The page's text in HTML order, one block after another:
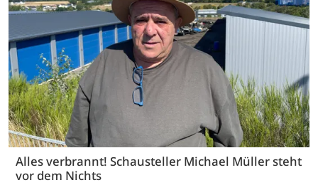
Alles verbrannt! Schausteller Michael Müller steht
vor dem Nichts